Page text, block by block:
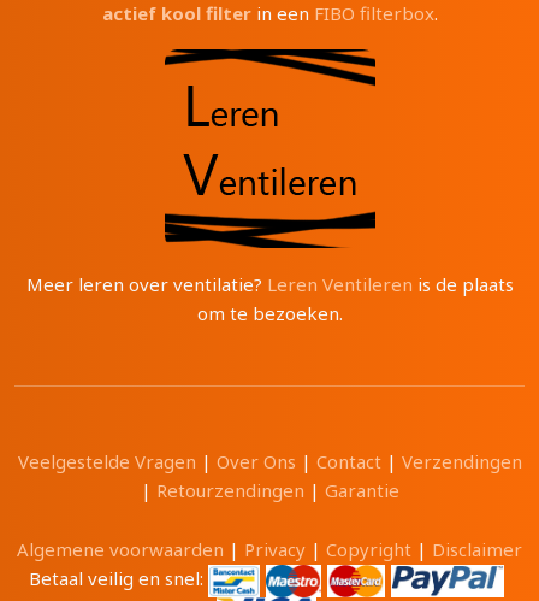
actief kool filterin een FIBO filterbox.
Meer leren over ventilatie? Leren Ventileren is de plaats
om te bezoeken.
Veelgestelde Vragen | Over Ons | Contact| Verzendingen
| Retourzendingen | Garantie
Algemene voorwaarden | Privacy | Copyright | Disclaimer
Betaal veilig en snel: